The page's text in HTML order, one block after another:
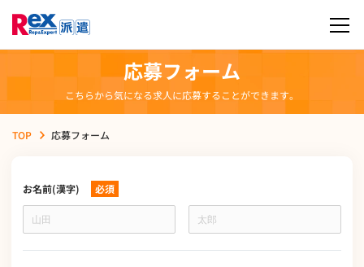
応募フォーム
こちらから気になる求人に応募することができます。
TOP 応募フォーム
お名前(漢字)
必須
お
前
(漢